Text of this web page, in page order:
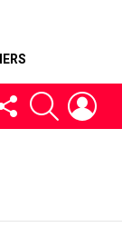
FOLLOW
US